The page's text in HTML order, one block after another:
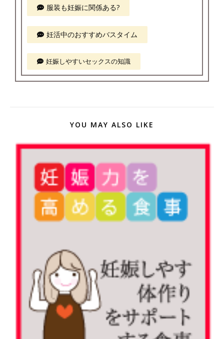
服装も妊娠に関係ある?
妊活中のおすすめバスタイム
妊娠しやすいセックスの知識
YOU MAY ALSO LIKE